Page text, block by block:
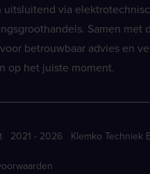
uitsluitend via
Samen met
betrouwbaar advies en
op het juiste moment.
2021 - 2026 Klemko Techniek